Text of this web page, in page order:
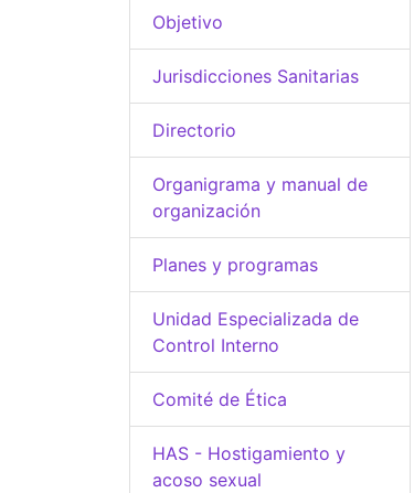
Objetivo
Jurisdicciones Sanitarias
Directorio
Organigrama y manual de
organización
Planes y programas
Unidad Especializada de
Control Interno
Comité de Ética
HAS - Hostigamiento y
acoso sexual